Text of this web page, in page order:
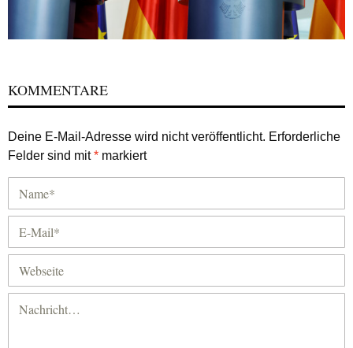
KOMMENTARE
Deine E-Mail-Adresse wird nicht veröffentlicht. Erforderliche
Felder sind mit* markiert